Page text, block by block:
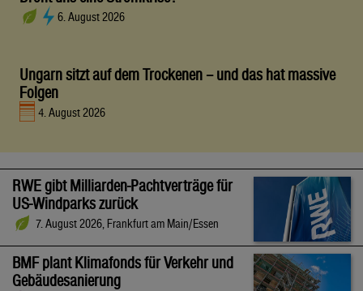
6. August 2026
Ungarn sitzt auf dem Trockenen – und das hat massive
Folgen
4. August 2026
RWE gibt Milliarden-Pachtverträge für
US-Windparks zurück
7. August 2026, Frankfurt am Main/Essen
BMF plant Klimafonds für Verkehr und
Gebäudesanierung